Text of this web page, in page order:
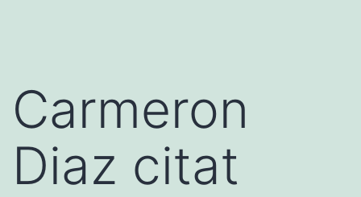
Carmeron
Diaz citat